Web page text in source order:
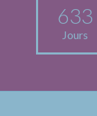
633
Jours